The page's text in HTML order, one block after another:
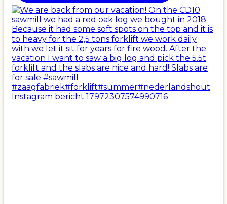
Instagram bericht 17972307574990716